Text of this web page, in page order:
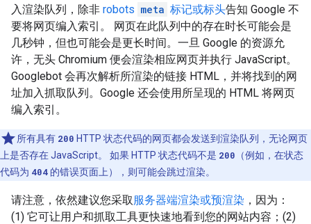
入渲染队列，除非 robots meta 标记或标头告知 Google 不
要将网页编入索引。 网页在此队列中的存在时长可能会是
几秒钟，但也可能会是更长时间。一旦 Google 的资源允
许，无头 Chromium 便会渲染相应网页并执行 JavaScript。
Googlebot 会再次解析所渲染的链接 HTML，并将找到的网
址加入抓取队列。Google 还会使用所呈现的 HTML 将网页
编入索引。
所有具有 200 HTTP 状态代码的网页都会发送到渲染队列，无论网页
上是否存在 JavaScript。 如果 HTTP 状态代码不是 200 （例如，在状态
代码为 404 的错误页面上），则可能会跳过渲染。
请注意，依然建议您采取服务器端渲染或预渲染 ，因为：
(1) 它可让用户和抓取工具更快速地看到您的网站内容；(2)